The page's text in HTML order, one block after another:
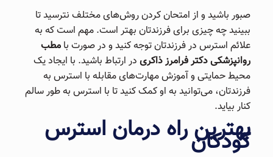
صبور باشید و از امتحان کردن روش‌های مختلف نترسید تا
ببینید چه چیزی برای فرزندتان بهتر است. مهم است که به
علائم استرس در فرزندتان توجه کنید و در صورت با مطب
روانپزشکی دکتر فرامرز ذاکری در ارتباط باشید. با ایجاد یک
محیط حمایتی و آموزش مهارت‌های مقابله با استرس به
فرزندتان، می‌توانید به او کمک کنید تا با استرس به طور سالم
کنار بیاید.
بهترین راه درمان استرس
کودکان